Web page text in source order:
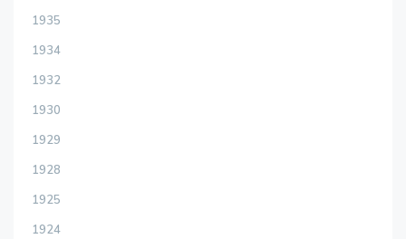
1935
1934
1932
1930
1929
1928
1925
1924